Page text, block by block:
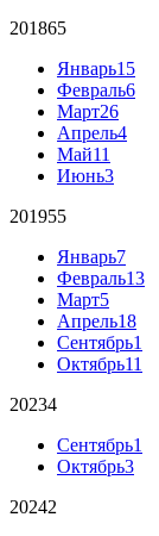
201865
Январь15
Февраль6
Март26
Апрель4
Май11
Июнь3
201955
Январь7
Февраль13
Март5
Апрель18
Сентябрь1
Октябрь11
20234
Сентябрь1
Октябрь3
20242